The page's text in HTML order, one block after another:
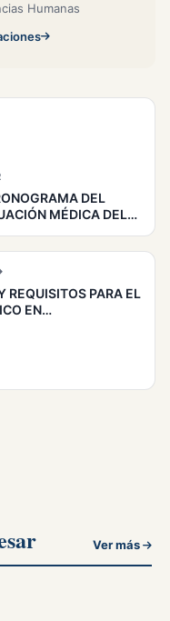
Humanas
DEL
MÉDICA DEL…
REQUISITOS PARA EL
EN…
Ver más